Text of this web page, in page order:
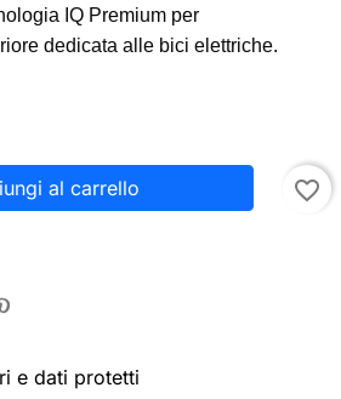
IQ Premium per
dedicata alle bici elettriche.
al carrello favorite_border
e dati protetti